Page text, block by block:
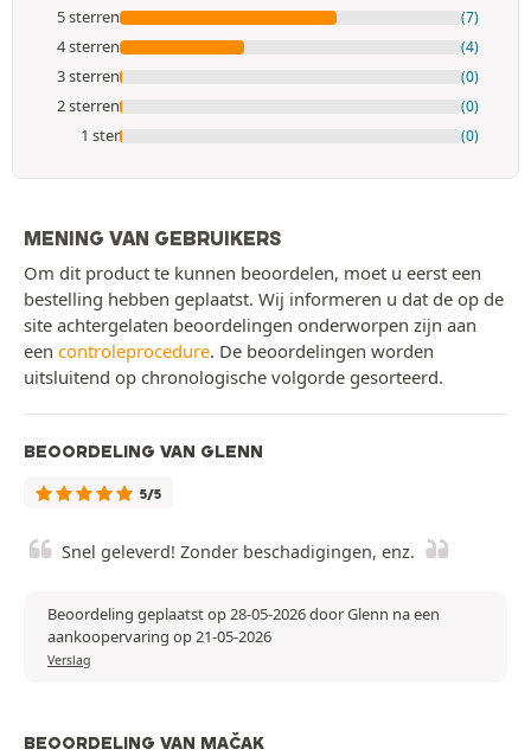
5 sterren (7)
4 sterren (4)
3 sterren (0)
2 sterren (0)
1 ster (0)
MENING VAN GEBRUIKERS
Om dit product te kunnen beoordelen, moet u eerst een
bestelling hebben geplaatst. Wij informeren u dat de op de
site achtergelaten beoordelingen onderworpen zijn aan
een controleprocedure. De beoordelingen worden
uitsluitend op chronologische volgorde gesorteerd.
BEOORDELING VAN GLENN
5/5
Snel geleverd! Zonder beschadigingen, enz.
Beoordeling geplaatst op 28-05-2026 door Glenn na een
aankoopervaring op 21-05-2026
Verslag
BEOORDELING VAN MAČAK